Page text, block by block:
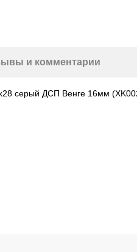
и комментарии
серый ДСП Венге 16мм